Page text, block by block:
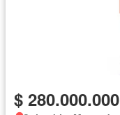
$ 280.000.000